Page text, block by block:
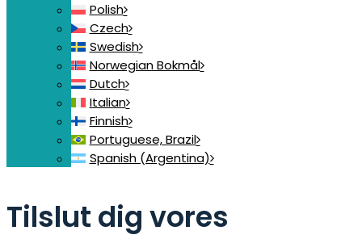
Polish
Czech
Swedish
Norwegian Bokmål
Dutch
Italian
Finnish
Portuguese, Brazil
Spanish (Argentina)
Tilslut dig vores